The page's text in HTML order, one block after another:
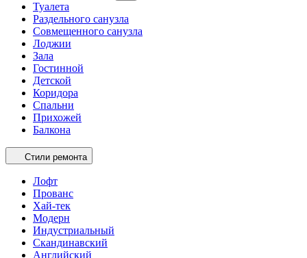
Туалета
Раздельного санузла
Совмещенного санузла
Лоджии
Зала
Гостинной
Детской
Коридора
Спальни
Прихожей
Балкона
Стили ремонта
Лофт
Прованс
Хай-тек
Модерн
Индустриальный
Скандинавский
Английский